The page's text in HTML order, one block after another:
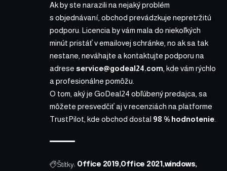
Ak by ste narazili na nejaký problém
s objednávaní, obchod prevádzkuje nepretržitú
podporu. Licencia by vám mala do niekoľkých
minút pristáť v emailovej schránke, no ak sa tak
nestane, neváhajte a kontaktujte podporu na
adrese service@godeal24.com , kde vám rýchlo
a profesionálne pomôžu.
O tom, aký je GoDeal24 obľúbený predajca, sa
môžete presvedčiť aj v recenziách na platforme
TrustPilot, kde obchod dostal 98 % hodnotenie
Štítky: Office 2019 Office 2021 windows